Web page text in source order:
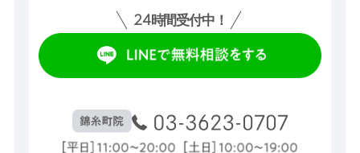
24時間受付中！